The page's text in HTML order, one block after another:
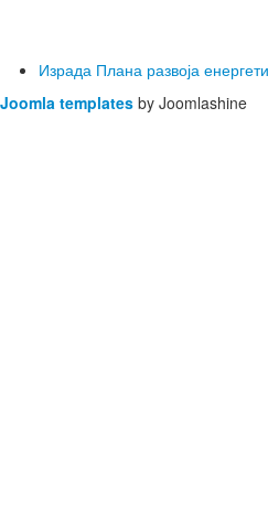
Израда Плана развоја
Joomla templates by Joomlashine